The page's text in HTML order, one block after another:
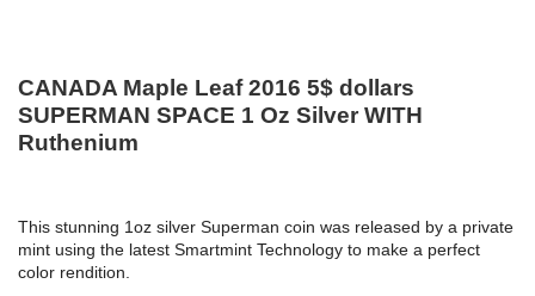
CANADA Maple Leaf 2016 5$ dollars
SUPERMAN SPACE 1 Oz Silver WITH
Ruthenium
This stunning 1oz silver Superman coin was released by a private
mint using the latest Smartmint Technology to make a perfect
color rendition.